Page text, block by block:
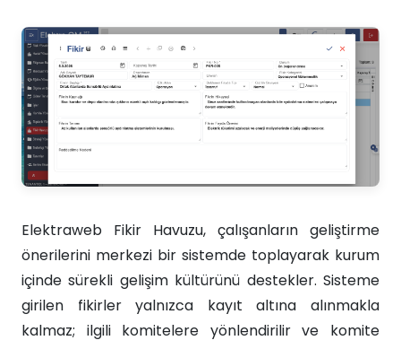
Elektraweb Fikir Havuzu, çalışanların geliştirme
önerilerini merkezi bir sistemde toplayarak kurum
içinde sürekli gelişim kültürünü destekler. Sisteme
girilen fikirler yalnızca kayıt altına alınmakla
kalmaz; ilgili komitelere yönlendirilir ve komite